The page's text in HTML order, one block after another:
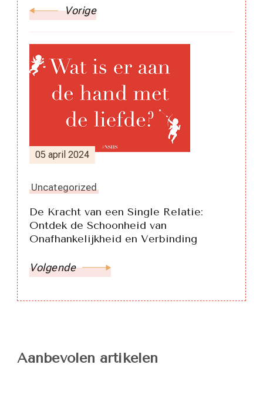
Vorige
05 april 2024
Uncategorized
De Kracht van een Single Relatie:
Ontdek de Schoonheid van
Onafhankelijkheid en Verbinding
Volgende
Aanbevolen artikelen